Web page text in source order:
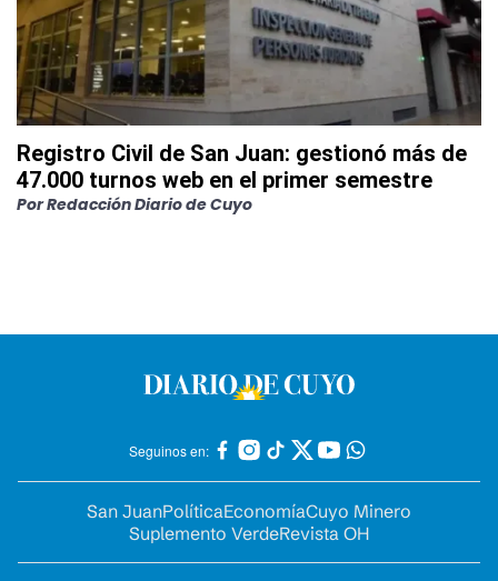
Registro Civil de San Juan: gestionó más de
47.000 turnos web en el primer semestre
PorRedacción Diario de Cuyo
Seguinos en:
San JuanPolíticaEconomíaCuyo Minero
Suplemento VerdeRevista OH